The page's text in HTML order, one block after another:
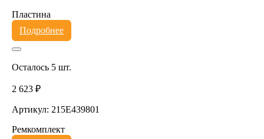
Пластина
Подробнее
Осталось 5 шт.
2 623 ₽
Артикул: 215E439801
Ремкомплект